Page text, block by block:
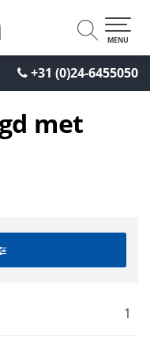
+31 (0)24-6455050
MENU
met
1